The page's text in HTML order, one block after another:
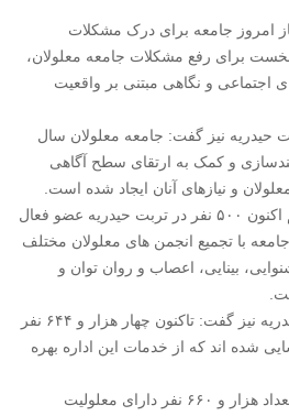
امروز جامعه برای درک مشکلات
برای رفع مشکلات جامعه معلولان،
اجتماعی و نگاهی مبتنی بر واقعیت
حیدریه نیز گفت: جامعه معلولان سال
و کمک به ارتقای سطح آگاهی
و نیازهای آنان ایجاد شده است.
مهدی عباسپور با بیان اینکه هم اکنون ۵۰۰ نفر در تربت حیدریه عضو فعال
با تجمیع انجمن های معلولان مختلف
بینایی، اعصاب و روان توان و
رئیس اداره بهزیستی تربت حیدریه نیز گفت: تاکنون چهار هزار و ۶۴۴ نفر
شده اند که از خدمات این اداره بهره
داریوش وکیلی افزود: از این تعداد هزار و ۶۶۰ نفر دارای معلولیت